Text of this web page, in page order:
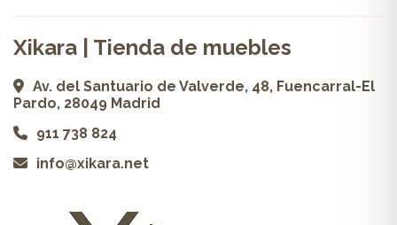
Xikara | Tienda de muebles
Av. del Santuario de Valverde, 48, Fuencarral-El
Pardo, 28049 Madrid
911 738 824
info@xikara.net